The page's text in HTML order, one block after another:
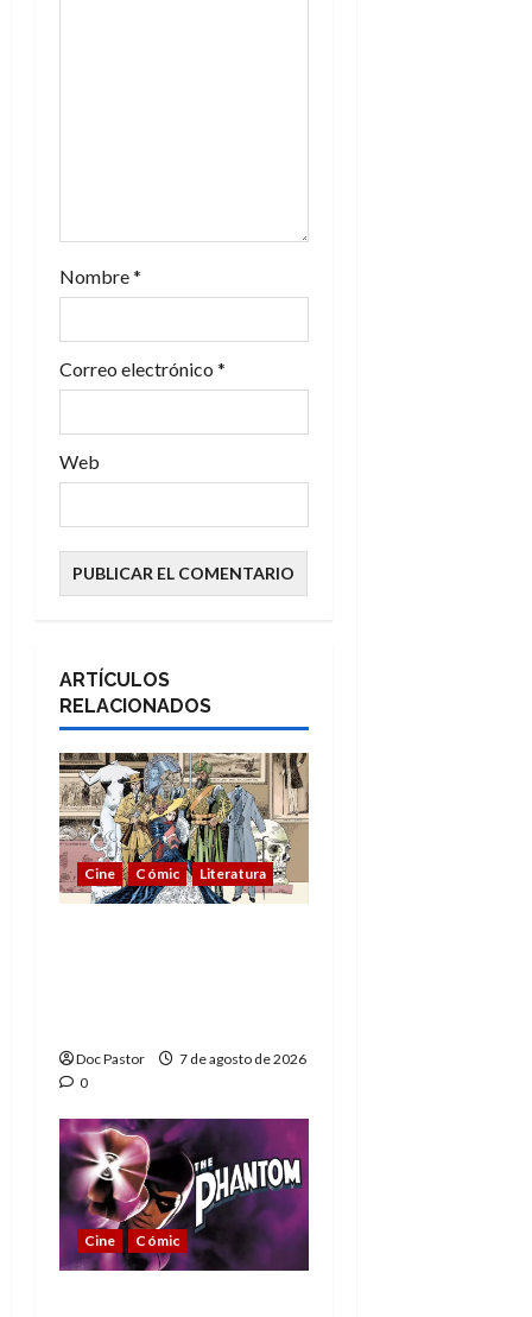
d
s
Nombre*
Correo electrónico *
Web
ARTÍCULOS
RELACIONADOS
Cine Cómic Literatura
Doc Pastor
7 de agosto de 2026
0
Cine Cómic